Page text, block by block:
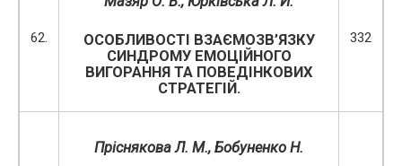
62.
ОСОБЛИВОСТІ ВЗАЄМОЗВ’ЯЗКУ
СИНДРОМУ ЕМОЦІЙНОГО
ВИГОРАННЯ ТА ПОВЕДІНКОВИХ
СТРАТЕГІЙ.
332
Пріснякова Л. М., Бобуненко Н.